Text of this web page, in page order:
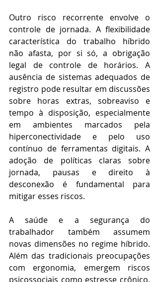
Outro risco recorrente envolve o
controle de jornada. A flexibilidade
característica do trabalho híbrido
não afasta, por si só, a obrigação
legal de controle de horários. A
ausência de sistemas adequados de
registro pode resultar em discussões
sobre horas extras, sobreaviso e
tempo à disposição, especialmente
em ambientes marcados pela
hiperconectividade e pelo uso
contínuo de ferramentas digitais. A
adoção de políticas claras sobre
jornada, pausas e direito à
desconexão é fundamental para
mitigar esses riscos.
A saúde e a segurança do
trabalhador também assumem
novas dimensões no regime híbrido.
Além das tradicionais preocupações
com ergonomia, emergem riscos
psicossociais como estresse crônico,